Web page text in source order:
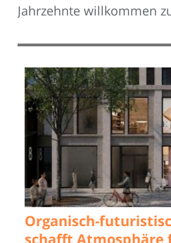
Jahrzehnte willkommen
Organisch-
schafft Atmosphäre